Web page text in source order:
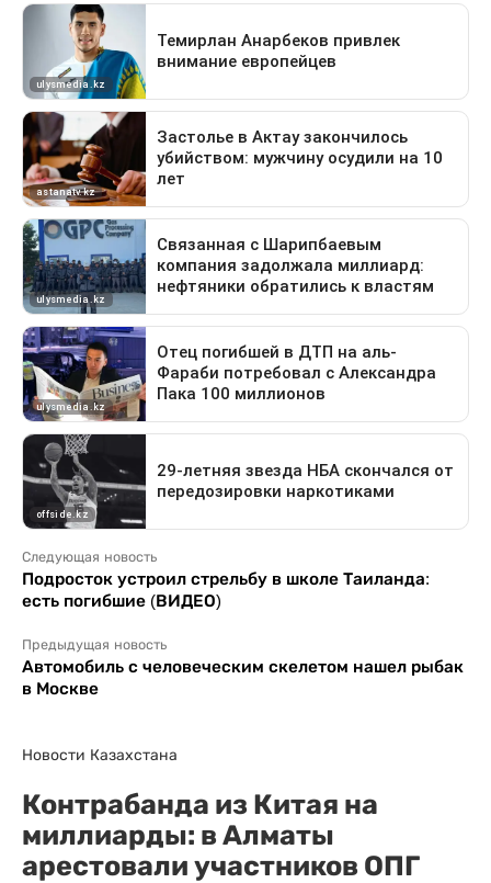
Следующая новость
Подросток устроил стрельбу в школе Таиланда:
есть погибшие (ВИДЕО)
Предыдущая новость
Автомобиль с человеческим скелетом нашел рыбак
в Москве
Новости Казахстана
Контрабанда из Китая на
миллиарды: в Алматы
арестовали участников ОПГ